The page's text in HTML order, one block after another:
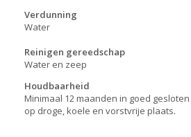
Verdunning
Water
Reinigen gereedschap
Water en zeep
Houdbaarheid
Minimaal 12 maanden in goed
op droge, koele en vorstvrije plaats.